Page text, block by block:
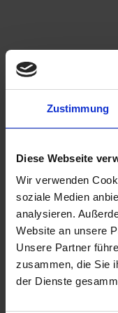
Zustimmung
Diese Webseite
Wir verwenden
soziale Medien
analysieren.
Website an unsere
Unsere Partner
zusammen, die Sie
der Dienste
Rack-Mammut®
Rack-Mammut®